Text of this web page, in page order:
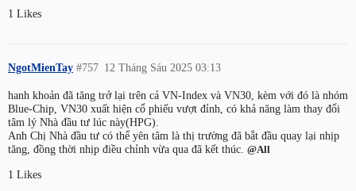
1 Likes
NgotMienTay 12 Tháng Sáu 2025 03:13
#757
hanh khoản đã tăng trở lại trên cả VN-Index và VN30, kèm với đó là nhóm
Blue-Chip, VN30 xuất hiện cổ phiếu vượt đỉnh, có khả năng làm thay đổi
tâm lý Nhà đầu tư lúc này(HPG).
Anh Chị Nhà đầu tư có thể yên tâm là thị trường đã bắt đầu quay lại nhịp
tăng, đồng thời nhịp điều chỉnh vừa qua đã kết thúc. @All
1 Likes